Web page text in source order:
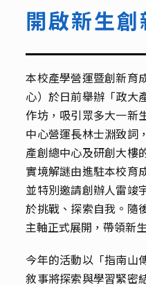
開啟新生
本校產學營運暨創新育
心）於日前舉辦「政大
作坊，吸引眾多大一新
中心營運長林士淵致詞
產創總中心及研創大樓
實境解謎由進駐本校育
並特別邀請創辦人雷竣
於挑戰、探索自我。隨
主軸正式展開，帶領新
今年的活動以「指南山
敘事將探索與學習緊密